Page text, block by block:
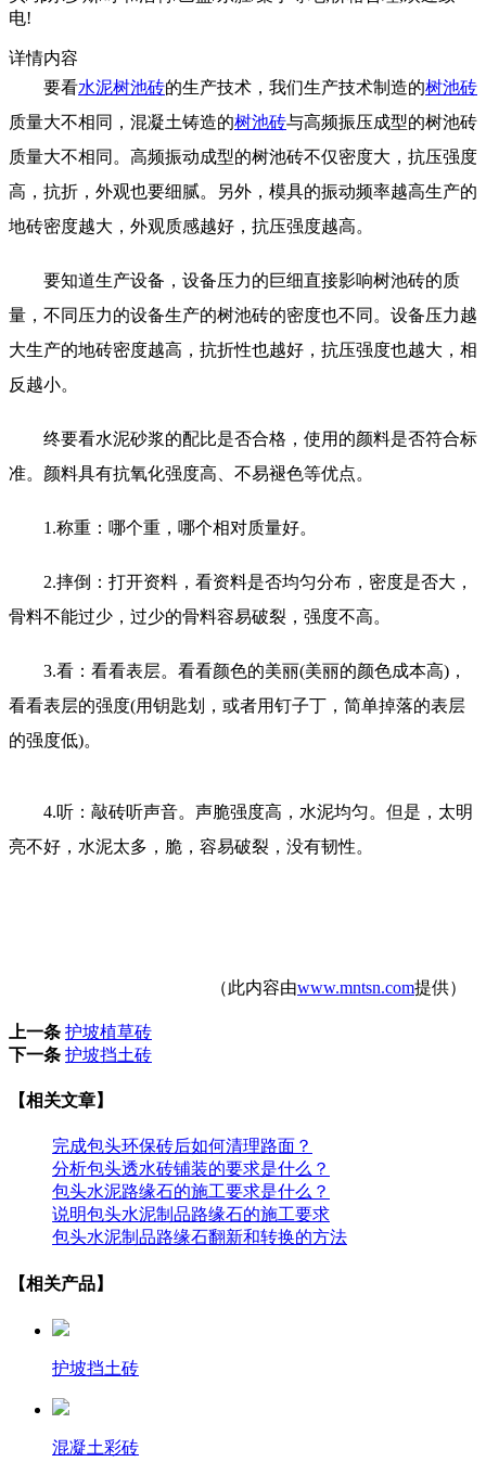
电!
详情内容
要看水泥树池砖的生产技术，我们生产技术制造的树池砖
质量大不相同，混凝土铸造的树池砖与高频振压成型的树池砖
质量大不相同。高频振动成型的树池砖不仅密度大，抗压强度
高，抗折，外观也要细腻。另外，模具的振动频率越高生产的
地砖密度越大，外观质感越好，抗压强度越高。
要知道生产设备，设备压力的巨细直接影响树池砖的质
量，不同压力的设备生产的树池砖的密度也不同。设备压力越
大生产的地砖密度越高，抗折性也越好，抗压强度也越大，相
反越小。
终要看水泥砂浆的配比是否合格，使用的颜料是否符合标
准。颜料具有抗氧化强度高、不易褪色等优点。
1.称重：哪个重，哪个相对质量好。
2.摔倒：打开资料，看资料是否均匀分布，密度是否大，
骨料不能过少，过少的骨料容易破裂，强度不高。
3.看：看看表层。看看颜色的美丽(美丽的颜色成本高)，
看看表层的强度(用钥匙划，或者用钉子丁，简单掉落的表层
的强度低)。
4.听：敲砖听声音。声脆强度高，水泥均匀。但是，太明
亮不好，水泥太多，脆，容易破裂，没有韧性。
（此内容由www.mntsn.com提供）
上一条 护坡植草砖
下一条 护坡挡土砖
【相关文章】
完成包头环保砖后如何清理路面？
分析包头透水砖铺装的要求是什么？
包头水泥路缘石的施工要求是什么？
说明包头水泥制品路缘石的施工要求
包头水泥制品路缘石翻新和转换的方法
【相关产品】
护坡挡土砖
混凝土彩砖